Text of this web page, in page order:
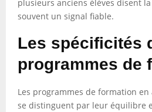
plusieurs anciens élèves disent la
souvent un signal fiable.
Les spécificités
programmes de
Les programmes de formation
se distinguent par leur équilibre